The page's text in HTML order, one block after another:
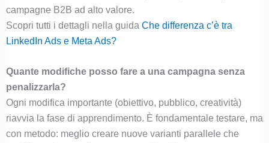
campagne B2B ad alto valore.
Scopri tutti i dettagli nella guida Che differenza c’è tra
LinkedIn Ads e Meta Ads?
Quante modifiche posso fare a una campagna senza
penalizzarla?
Ogni modifica importante (obiettivo, pubblico, creatività)
riavvia la fase di apprendimento. È fondamentale testare, ma
con metodo: meglio creare nuove varianti parallele che